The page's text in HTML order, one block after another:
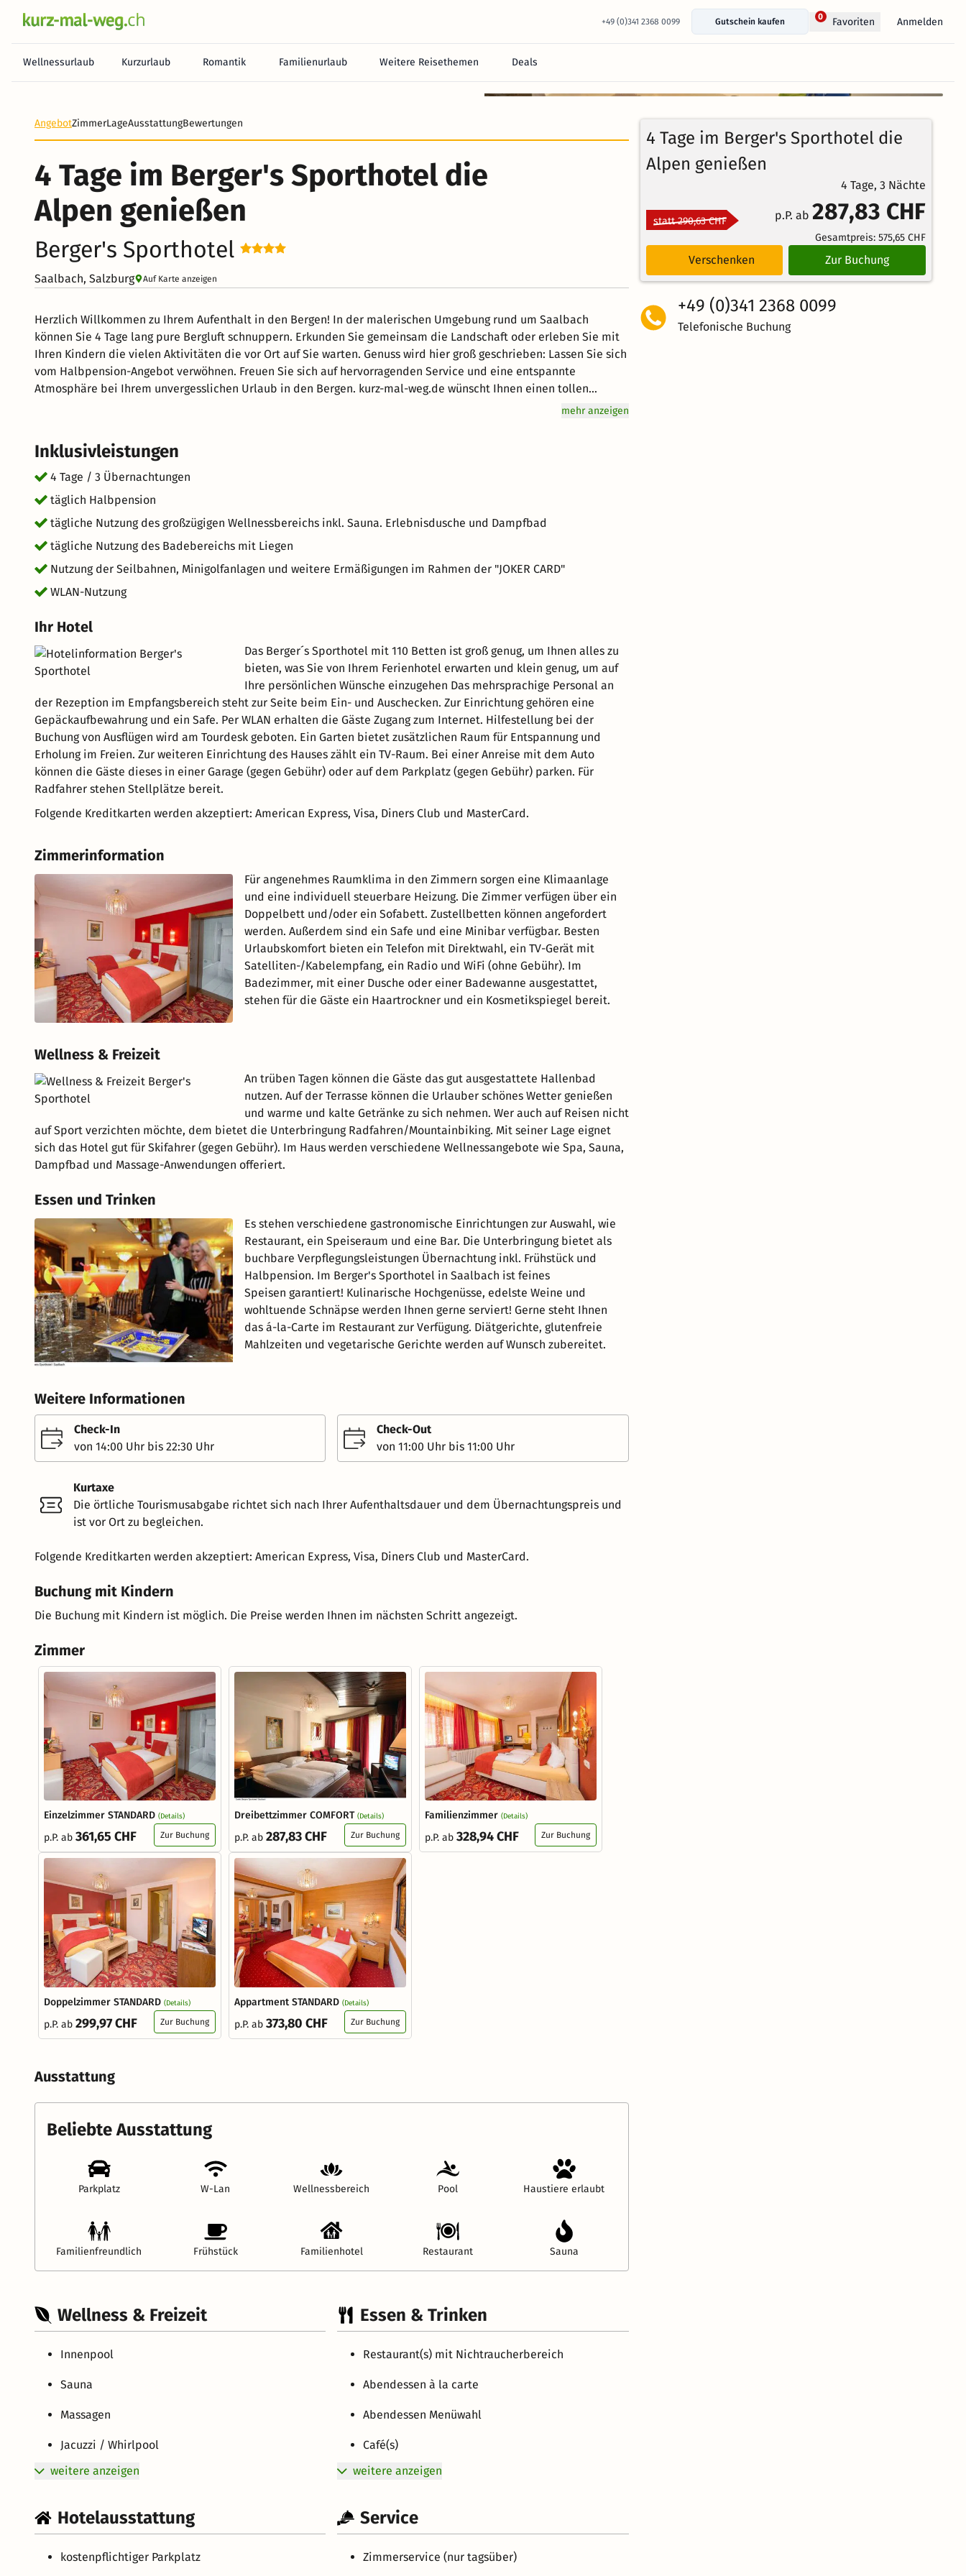
+49 (0)341 2368 0099 Gutschein kaufen
0 Favoriten Anmelden
Wellnessurlaub Kurzurlaub Romantik Familienurlaub Weitere Reisethemen Deals
100%
Bewertungen
AngebotZimmerLageAusstattungBewertungen
4 Tage im Berger's Sporthotel die
Alpen genießen
Berger's Sporthotel
Saalbach, Salzburg Auf Karte anzeigen
Herzlich Willkommen zu Ihrem Aufenthalt in den Bergen! In der malerischen Umgebung rund um Saalbach
können Sie 4 Tage lang pure Bergluft schnuppern. Erkunden Sie gemeinsam die Landschaft oder erleben Sie mit
Ihren Kindern die vielen Aktivitäten die vor Ort auf Sie warten. Genuss wird hier groß geschrieben: Lassen Sie sich
vom Halbpension-Angebot verwöhnen. Freuen Sie sich auf hervorragenden Service und eine entspannte
Atmosphäre bei Ihrem unvergesslichen Urlaub in den Bergen. kurz-mal-weg.de wünscht Ihnen einen tollen
mehr anzeigen
Inklusivleistungen
4 Tage / 3 Übernachtungen
täglich Halbpension
tägliche Nutzung des großzügigen Wellnessbereichs inkl. Sauna. Erlebnisdusche und Dampfbad
tägliche Nutzung des Badebereichs mit Liegen
Nutzung der Seilbahnen, Minigolfanlagen und weitere Ermäßigungen im Rahmen der "JOKER CARD"
WLAN-Nutzung
Ihr Hotel
Das Berger´s Sporthotel mit 110 Betten ist groß genug, um Ihnen alles zu
bieten, was Sie von Ihrem Ferienhotel erwarten und klein genug, um auf
Ihre persönlichen Wünsche einzugehen Das mehrsprachige Personal an
der Rezeption im Empfangsbereich steht zur Seite beim Ein- und Auschecken. Zur Einrichtung gehören eine
Gepäckaufbewahrung und ein Safe. Per WLAN erhalten die Gäste Zugang zum Internet. Hilfestellung bei der
Buchung von Ausflügen wird am Tourdesk geboten. Ein Garten bietet zusätzlichen Raum für Entspannung und
Erholung im Freien. Zur weiteren Einrichtung des Hauses zählt ein TV-Raum. Bei einer Anreise mit dem Auto
können die Gäste dieses in einer Garage (gegen Gebühr) oder auf dem Parkplatz (gegen Gebühr) parken. Für
Radfahrer stehen Stellplätze bereit.
Folgende Kreditkarten werden akzeptiert: American Express, Visa, Diners Club und MasterCard.
Zimmerinformation
Für angenehmes Raumklima in den Zimmern sorgen eine Klimaanlage
und eine individuell steuerbare Heizung. Die Zimmer verfügen über ein
Doppelbett und/oder ein Sofabett. Zustellbetten können angefordert
werden. Außerdem sind ein Safe und eine Minibar verfügbar. Besten
Urlaubskomfort bieten ein Telefon mit Direktwahl, ein TV-Gerät mit
Satelliten-/Kabelempfang, ein Radio und WiFi (ohne Gebühr). Im
Badezimmer, mit einer Dusche oder einer Badewanne ausgestattet,
stehen für die Gäste ein Haartrockner und ein Kosmetikspiegel bereit.
Wellness & Freizeit
An trüben Tagen können die Gäste das gut ausgestattete Hallenbad
nutzen. Auf der Terrasse können die Urlauber schönes Wetter genießen
und warme und kalte Getränke zu sich nehmen. Wer auch auf Reisen nicht
auf Sport verzichten möchte, dem bietet die Unterbringung Radfahren/Mountainbiking. Mit seiner Lage eignet
sich das Hotel gut für Skifahrer (gegen Gebühr). Im Haus werden verschiedene Wellnessangebote wie Spa, Sauna,
Dampfbad und Massage-Anwendungen offeriert.
Essen und Trinken
Es stehen verschiedene gastronomische Einrichtungen zur Auswahl, wie
Restaurant, ein Speiseraum und eine Bar. Die Unterbringung bietet als
buchbare Verpflegungsleistungen Übernachtung inkl. Frühstück und
Halbpension. Im Berger's Sporthotel in Saalbach ist feines
Speisen garantiert! Kulinarische Hochgenüsse, edelste Weine und
wohltuende Schnäpse werden Ihnen gerne serviert! Gerne steht Ihnen
das á-la-Carte im Restaurant zur Verfügung. Diätgerichte, glutenfreie
Mahlzeiten und vegetarische Gerichte werden auf Wunsch zubereitet.
Weitere Informationen
Check-In
von 14:00 Uhr bis 22:30 Uhr
Check-Out
von 11:00 Uhr bis 11:00 Uhr
Kurtaxe
Die örtliche Tourismusabgabe richtet sich nach Ihrer Aufenthaltsdauer und dem Übernachtungspreis und
ist vor Ort zu begleichen.
Folgende Kreditkarten werden akzeptiert: American Express, Visa, Diners Club und MasterCard.
Buchung mit Kindern
Die Buchung mit Kindern ist möglich. Die Preise werden Ihnen im nächsten Schritt angezeigt.
Zimmer
Einzelzimmer STANDARD (Details)
p.P. ab 361,65 CHF Zur Buchung
Dreibettzimmer COMFORT (Details)
p.P. ab 287,83 CHF Zur Buchung
Familienzimmer (Details)
p.P. ab 328,94 CHF Zur Buchung
Doppelzimmer STANDARD (Details)
p.P. ab 299,97 CHF Zur Buchung
Appartment STANDARD (Details)
p.P. ab 373,80 CHF Zur Buchung
Ausstattung
Beliebte Ausstattung
Parkplatz W-Lan Wellnessbereich Pool Haustiere erlaubt
Familienfreundlich Frühstück Familienhotel Restaurant Sauna
Wellness & Freizeit
Innenpool
Sauna
Massagen
Jacuzzi / Whirlpool
weitere anzeigen
Essen & Trinken
Restaurant(s) mit Nichtraucherbereich
Abendessen à la carte
Abendessen Menüwahl
Café(s)
weitere anzeigen
Hotelausstattung
kostenpflichtiger Parkplatz
Service
Zimmerservice (nur tagsüber)
4 Tage im Berger's Sporthotel die
Alpen genießen
4 Tage, 3 Nächte
statt 290,63 CHF p.P. ab 287,83 CHF
Gesamtpreis: 575,65 CHF
Verschenken Zur Buchung
+49 (0)341 2368 0099
Telefonische Buchung